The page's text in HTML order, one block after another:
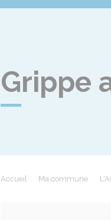
Grippe
Accueil Ma commune